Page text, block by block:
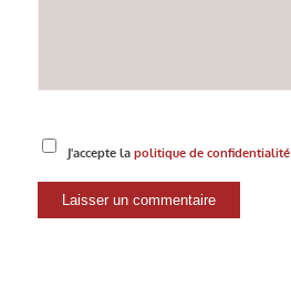
J'accepte lapolitique de confidentialité